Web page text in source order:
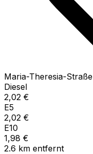
Maria-Theresia-Straße
Diesel
2,02 €
E5
2,02 €
E10
1,98 €
2.6 km entfernt